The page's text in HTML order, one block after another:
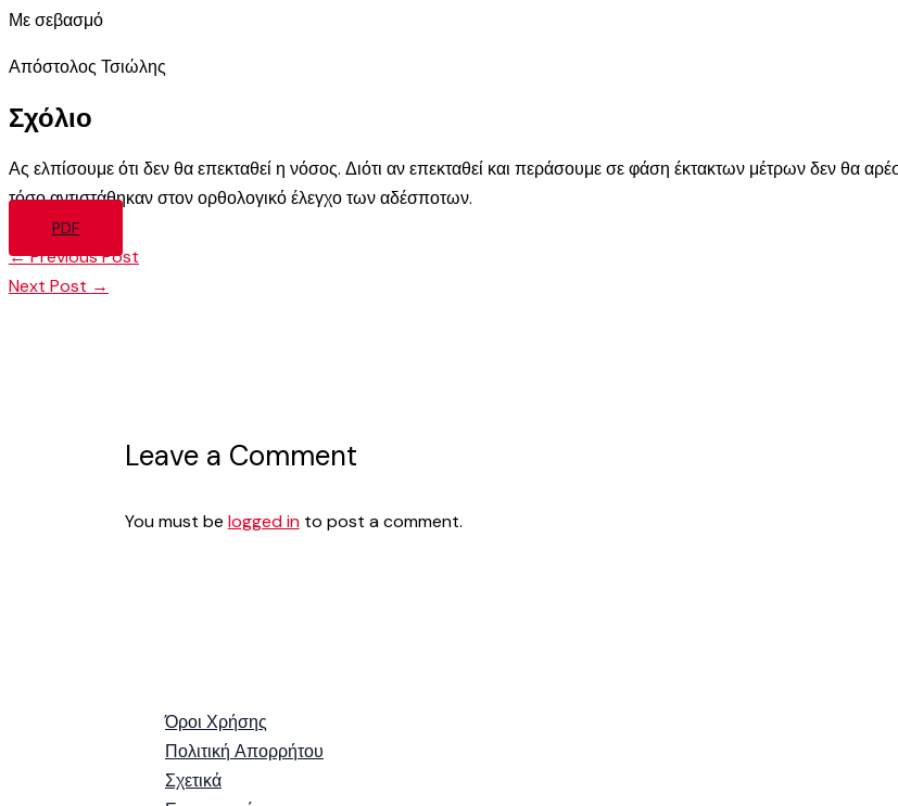
Με σεβασμό
Απόστολος Τσιώλης
Σχόλιο
Ας ελπίσουμε ότι δεν θα επεκταθεί η νόσος. Διότι αν επεκταθεί και περάσουμε σε φάση έκτακτων μέτρων δεν θα
τόσο αντιστάθηκαν στον ορθολογικό έλεγχο των αδέσποτων.
PDF
←Previous Post
Next Post →
Leave a Comment
You must be logged into post a comment.
Όροι Χρήσης
Πολιτική Απορρήτου
Σχετικά